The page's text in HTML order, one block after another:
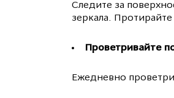
Следите за
зеркала.
Проветривайте
Ежедневно